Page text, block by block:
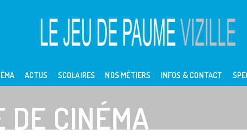
ACTUS SCOLAIRES NOS MÉTIERS INFOS & CONTACT
DE CINÉMA